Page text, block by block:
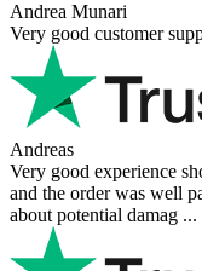
Andrea Munari
Very good customer
Andreas
Very good experience
and the order was well
about potential damag ...